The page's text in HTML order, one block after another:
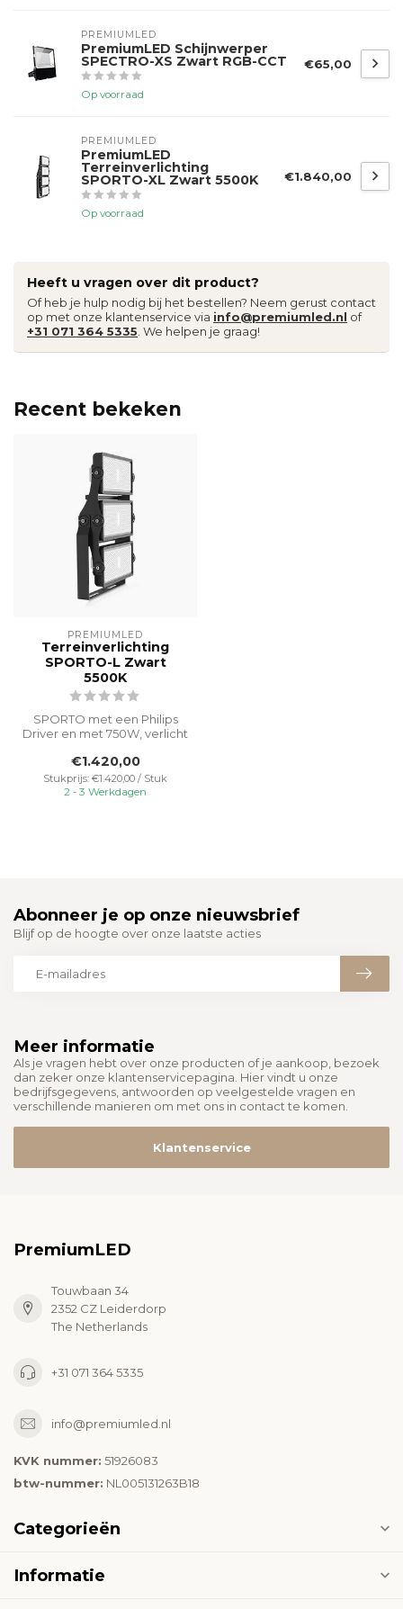
PREMIUMLED
PremiumLED Schijnwerper
SPECTRO-XS Zwart RGB-CCT
Op voorraad
€65,00
PREMIUMLED
PremiumLED
Terreinverlichting
SPORTO-XL Zwart 5500K
Op voorraad
€1.840,00
Heeft u vragen over dit product?
Of heb je hulp nodig bij het bestellen? Neem gerust contact
op met onze klantenservice via info@premiumled.nl of
+31 071 364 5335 . We helpen je graag!
Recent bekeken
PREMIUMLED
Terreinverlichting
SPORTO-L Zwart
5500K
SPORTO met een Philips
Driver en met 750W, verlicht
...
€1.420,00
Stukprijs: €1.420,00 / Stuk
2 - 3 Werkdagen
Meer informatie
Als je vragen hebt over onze producten of je aankoop, bezoek
dan zeker onze klantenservicepagina. Hier vindt u onze
bedrijfsgegevens, antwoorden op veelgestelde vragen en
verschillende manieren om met ons in contact te komen.
Klantenservice
Abonneer je op onze nieuwsbrief
Blijf op de hoogte over onze laatste acties
PremiumLED
Touwbaan 34
2352 CZ Leiderdorp
The Netherlands
+31 071 364 5335
info@premiumled.nl
KVK nummer: 51926083
btw-nummer: NL005131263B18
Categorieën
Informatie